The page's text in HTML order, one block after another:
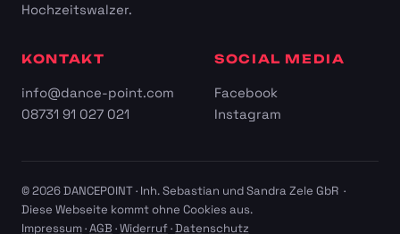
Hochzeitswalzer.
KONTAKT
info@dance-point.com
08731 91 027 021
SOCIAL MEDIA
Facebook
Instagram
© 2026 DANCEPOINT · Inh. Sebastian und Sandra Zele GbR ·
Diese Webseite kommt ohne Cookies aus.
Impressum·AGB ·Widerruf·Datenschutz